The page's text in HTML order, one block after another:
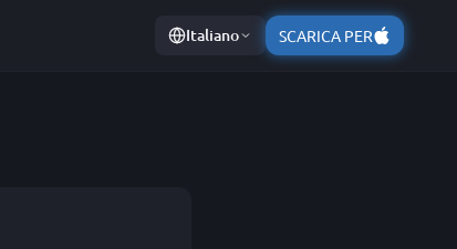
Italiano SCARICA PER